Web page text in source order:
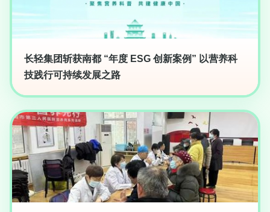
长轻集团斩获南都 “年度 ESG 创新案例” 以营养科
技践行可持续发展之路